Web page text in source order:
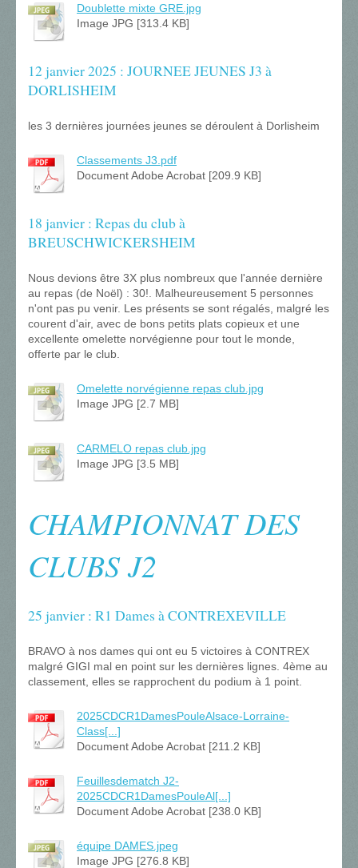
Doublette mixte GRE.jpg
Image JPG [313.4 KB]
12 janvier 2025 : JOURNEE JEUNES J3 à
DORLISHEIM
les 3 dernières journées jeunes se déroulent à Dorlisheim
Classements J3.pdf
Document Adobe Acrobat [209.9 KB]
18 janvier : Repas du club à
BREUSCHWICKERSHEIM
Nous devions être 3X plus nombreux que l'année dernière
au repas (de Noël) : 30!. Malheureusement 5 personnes
n'ont pas pu venir. Les présents se sont régalés, malgré les
courent d'air, avec de bons petits plats copieux et une
excellente omelette norvégienne pour tout le monde,
offerte par le club.
Omelette norvégienne repas club.jpg
Image JPG [2.7 MB]
CARMELO repas club.jpg
Image JPG [3.5 MB]
CHAMPIONNAT DES
CLUBS J2
25 janvier : R1 Dames à CONTREXEVILLE
BRAVO à nos dames qui ont eu 5 victoires à CONTREX
malgré GIGI mal en point sur les dernières lignes. 4ème au
classement, elles se rapprochent du podium à 1 point.
2025CDCR1DamesPouleAlsace-Lorraine-
Class[...]
Document Adobe Acrobat [211.2 KB]
Feuillesdematch J2-
2025CDCR1DamesPouleAl[...]
Document Adobe Acrobat [238.0 KB]
équipe DAMES.jpeg
Image JPG [276.8 KB]